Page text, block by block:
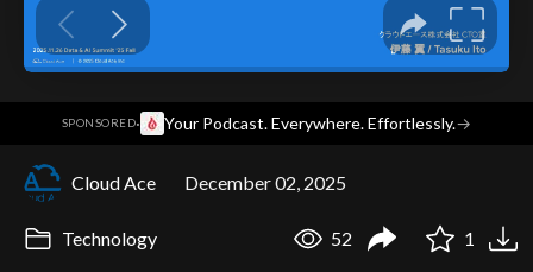
SPONSORED· Your Podcast. Everywhere. Effortlessly.→
Cloud Ace December 02, 2025
Technology 52 1